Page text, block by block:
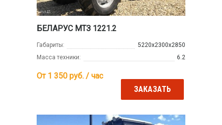
БЕЛАРУС МТЗ 1221.2
Габариты:
5220x2300x2850
Масса техники:
6.2
От 1 350 руб. / час
ЗАКАЗАТЬ